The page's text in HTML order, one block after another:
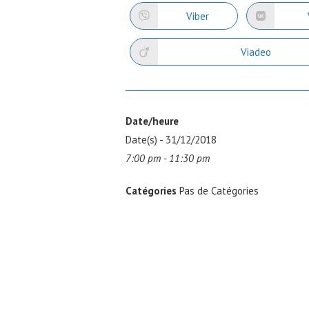
une
autre
fenêtre
Ouvrir
dans
une
Viber
Ouvrir
dans
fenêtre
Viadeo
Date/heure
Date(s) - 31/12/2018
7:00 pm - 11:30 pm
Catégories Pas de Catégories